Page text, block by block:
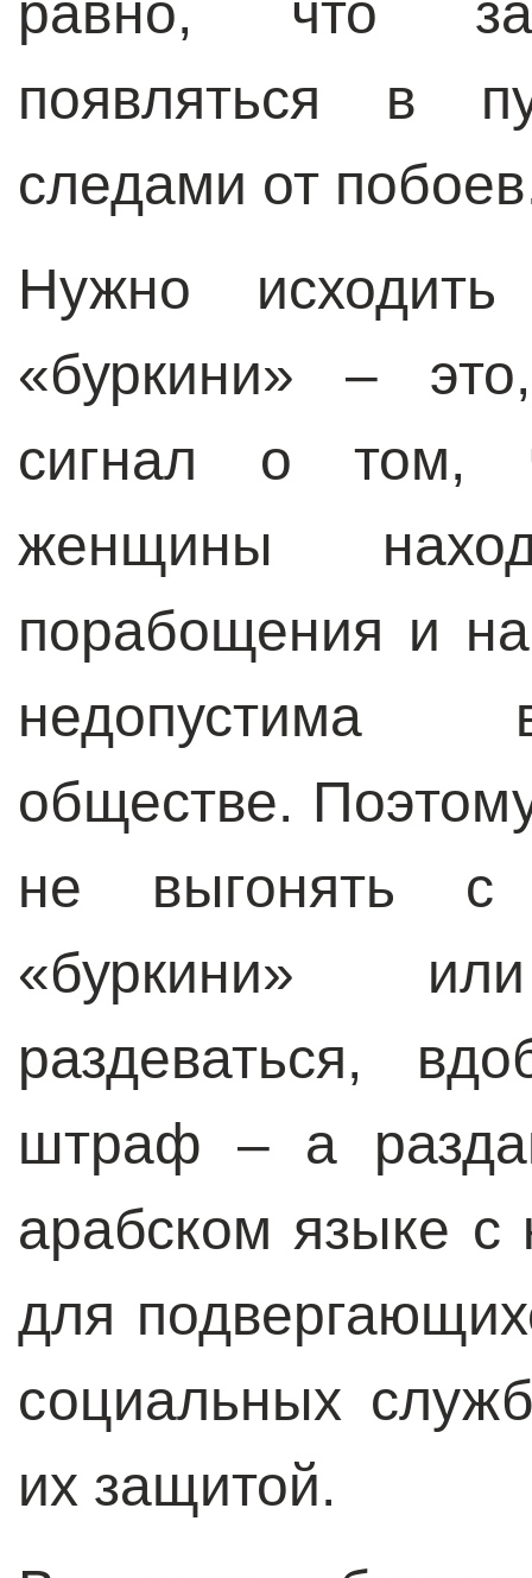
равно, что
появляться в
следами от
Нужно
«буркини» –
сигнал о том,
женщины
порабощения и
недопустима
обществе.
не выгонять
«буркини»
раздеваться,
штраф – а
арабском языке с
для
социальных
их защитой.